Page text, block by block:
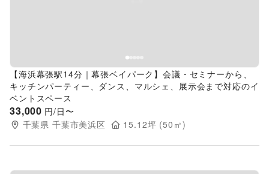
【海浜幕張駅14分｜幕張ベイパーク】会議・セミナーから、
キッチンパーティー、ダンス、マルシェ、展示会まで対応のイ
ベントスペース
33,000 円/日〜
千葉県 千葉市美浜区 15.12坪 (50 ㎡)